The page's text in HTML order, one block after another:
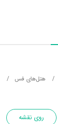
هتل‌های فس
روی نقشه